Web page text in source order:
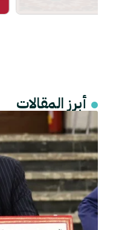
أبرز المقالات